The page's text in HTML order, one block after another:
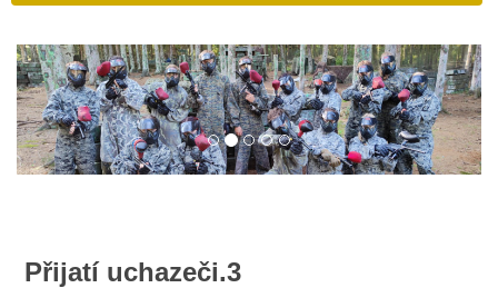
Přijatí uchazeči.3